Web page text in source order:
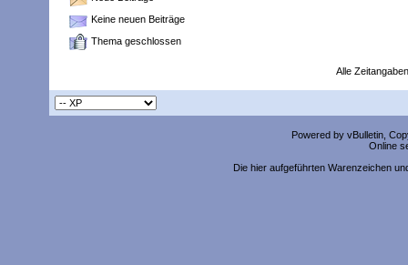
Keine neuen Beiträge
Thema geschlossen
Alle
Powered by vBulletin,
Online
Die hier aufgeführten Warenzeichen